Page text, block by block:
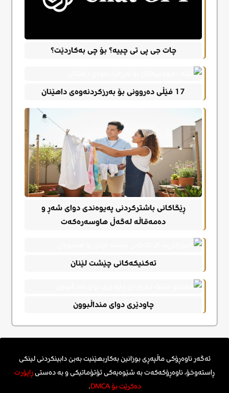
چات جی پی تی چییە؟ بۆ چی بەکاردێت؟
17 فێڵی دەروونی بۆ بەرزکردنەوەی داهێنان
ڕێگاکانی باشترکردنی پەیوەندی دوای شەڕ و
دەمەقاڵە لەگەڵ هاوسەرەکەت
تەکنیکەکانی چێشت لێنان
چاودێری دوای منداڵبوون
ئەگەر ناوەڕۆکی ماڵپەڕی بوزانین بەکاربهێنیت بەبێ دابینکردنی لینکی
ڕاستەوخۆ، ناوەڕۆکەکەت بە شێوەیەکی ئۆتۆماتیکی و بە دەستیڕاپۆرت
دەکرێت بۆ DMCA
.